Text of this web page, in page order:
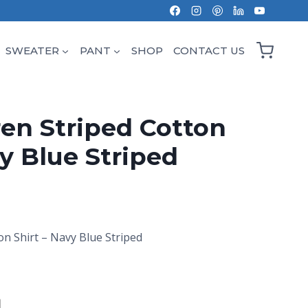
SWEATER PANT SHOP CONTACT US
Striped Cotton
Blue Striped
Shirt – Navy Blue Striped